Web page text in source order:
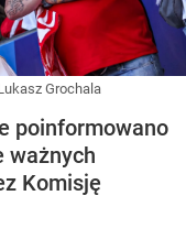
Grochala
poinformowano
ważnych
Komisję